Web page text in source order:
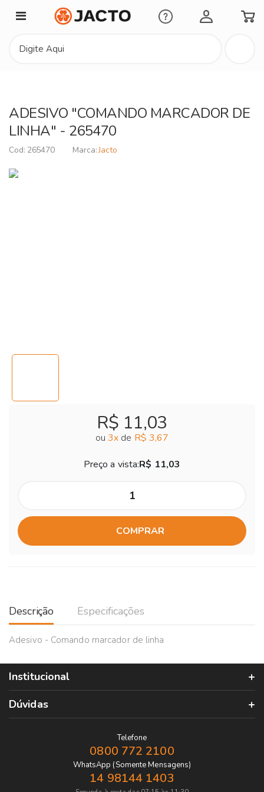
Minha Conta
ADESIVO "COMANDO MARCADOR DE
LINHA" - 265470
265470 Jacto
R$ 11,03
ou 3x de R$ 3,67
Preço a vista:R$ 11,03
COMPRAR
Descrição Especificações
Adesivo - Comando marcador de linha
Institucional
Dúvidas
Telefone
0800 772 2100
WhatsApp (Somente Mensagens)
14 98144 1403